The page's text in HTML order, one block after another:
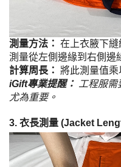
測量方法： 在上衣腋下
測量從左側邊緣到右側邊
計算周長： 將此測量值乘
iGift專業提醒： 工程服需
尤為重要。
3. 衣長測量 (Jacket